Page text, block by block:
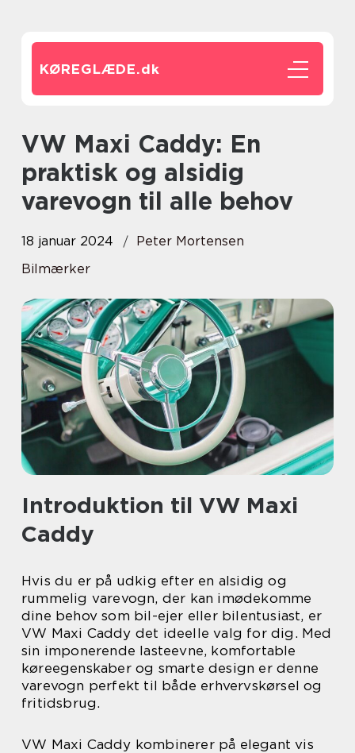
KØREGLÆDE.dk
VW Maxi Caddy: En
praktisk og alsidig
varevogn til alle behov
18 januar 2024
Peter Mortensen
Bilmærker
Introduktion til VW Maxi
Caddy
Hvis du er på udkig efter en alsidig og
rummelig varevogn, der kan imødekomme
dine behov som bil-ejer eller bilentusiast, er
VW Maxi Caddy det ideelle valg for dig. Med
sin imponerende lasteevne, komfortable
køreegenskaber og smarte design er denne
varevogn perfekt til både erhvervskørsel og
fritidsbrug.
VW Maxi Caddy kombinerer på elegant vis